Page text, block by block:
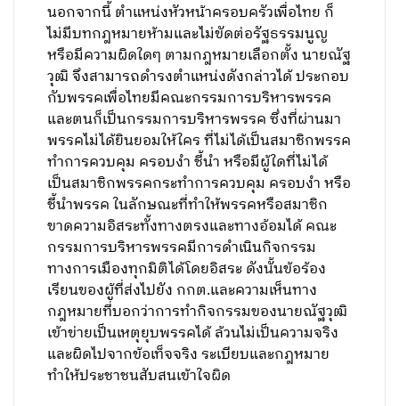
นอกจากนี้ ตำแหน่งหัวหน้าครอบครัวเพื่อไทย ก็
ไม่มีบทกฎหมายห้ามและไม่ขัดต่อรัฐธรรมนูญ
หรือมีความผิดใดๆ ตามกฎหมายเลือกตั้ง นายณัฐ
วุฒิ จึงสามารถดำรงตำแหน่งดังกล่าวได้ ประกอบ
กับพรรคเพื่อไทยมีคณะกรรมการบริหารพรรค
และตนก็เป็นกรรมการบริหารพรรค ซึ่งที่ผ่านมา
พรรคไม่ได้ยินยอมให้ใคร ที่ไม่ได้เป็นสมาชิกพรรค
ทำการควบคุม ครอบงำ ชี้นำ หรือมีผู้ใดที่ไม่ได้
เป็นสมาชิกพรรคกระทำการควบคุม ครอบงำ หรือ
ชี้นำพรรค ในลักษณะที่ทำให้พรรคหรือสมาชิก
ขาดความอิสระทั้งทางตรงและทางอ้อมได้ คณะ
กรรมการบริหารพรรคมีการดำเนินกิจกรรม
ทางการเมืองทุกมิติได้โดยอิสระ ดังนั้นข้อร้อง
เรียนของผู้ที่ส่งไปยัง กกต.และความเห็นทาง
กฎหมายที่บอกว่าการทำกิจกรรมของนายณัฐวุฒิ
เข้าข่ายเป็นเหตุยุบพรรคได้ ล้วนไม่เป็นความจริง
และผิดไปจากข้อเท็จจริง ระเบียบและกฎหมาย
ทำให้ประชาชนสับสนเข้าใจผิด